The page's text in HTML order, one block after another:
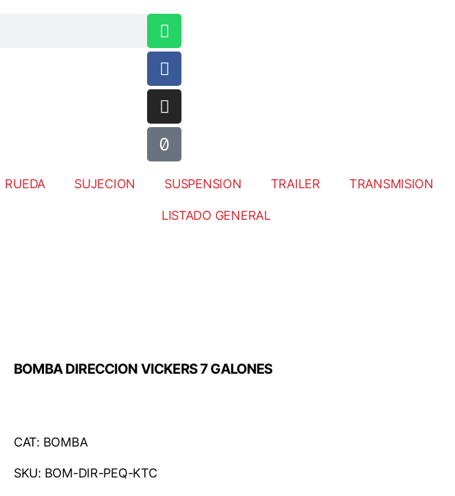
RUEDA SUJECION SUSPENSION TRAILER TRANSMISION
LISTADO GENERAL
BOMBA DIRECCION VICKERS 7 GALONES
CAT: BOMBA
SKU: BOM-DIR-PEQ-KTC